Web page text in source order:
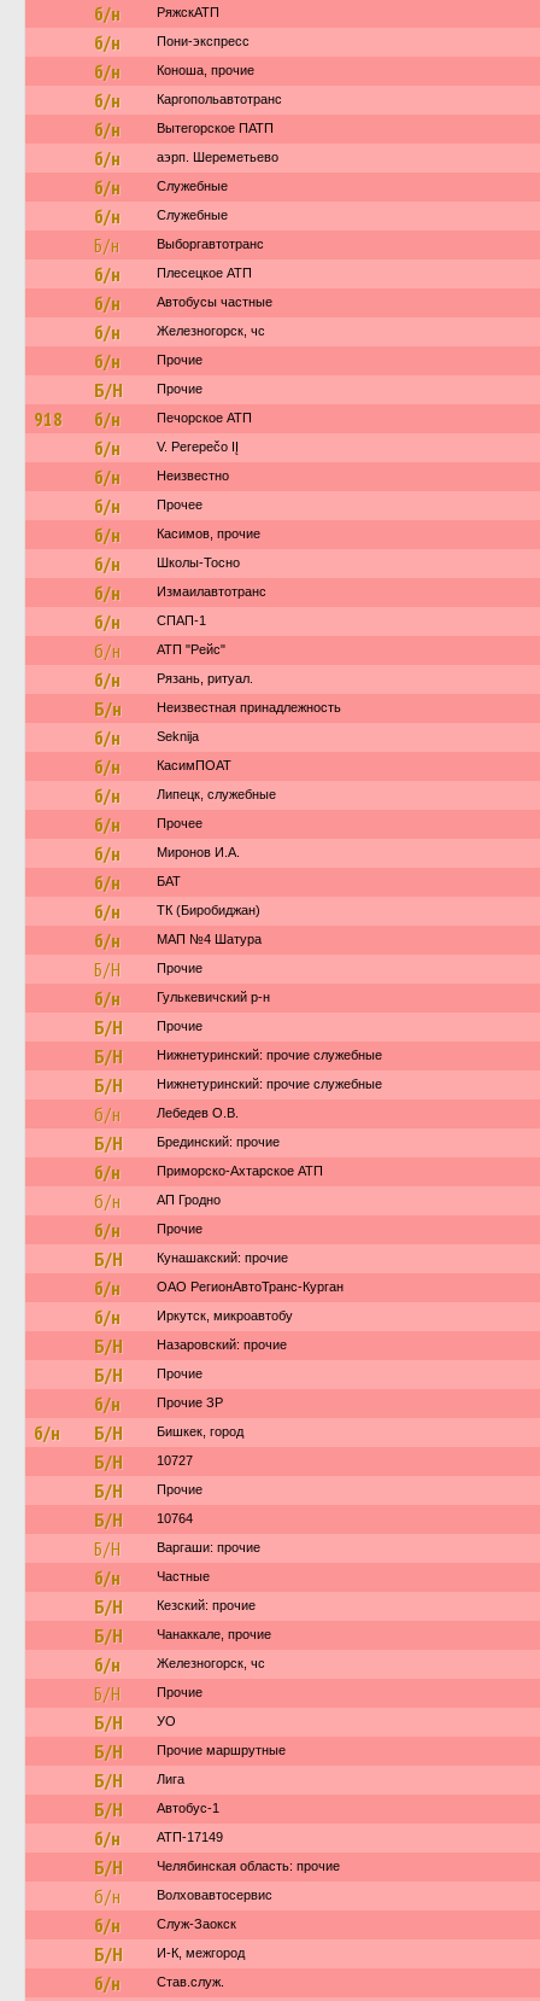
б/н РяжскАТП
б/н Пони-экспресс
б/н Коноша, прочие
б/н Каргопольавтотранс
б/н Вытегорское ПАТП
б/н аэрп. Шереметьево
б/н Служебные
б/н Служебные
Б/н Выборгавтотранс
б/н Плесецкое АТП
б/н Автобусы частные
б/н Железногорск, чс
б/н Прочие
Б/Н Прочие
918 б/н Печорское АТП
б/н V. Perepečo IĮ
б/н Неизвестно
б/н Прочее
б/н Касимов, прочие
б/н Школы-Тосно
б/н Измаилавтотранс
б/н СПАП-1
б/н АТП "Рейс"
б/н Рязань, ритуал.
Б/н Неизвестная принадлежность
б/н Seknija
б/н КасимПОАТ
б/н Липецк, служебные
б/н Прочее
б/н Миронов И.А.
б/н БАТ
б/н ТК (Биробиджан)
б/н МАП №4 Шатура
Б/Н Прочие
б/н Гулькевичский р-н
Б/Н Прочие
Б/Н Нижнетуринский: прочие служебные
Б/Н Нижнетуринский: прочие служебные
б/н Лебедев О.В.
Б/Н Брединский: прочие
б/н Приморско-Ахтарское АТП
б/н АП Гродно
б/н Прочие
Б/Н Кунашакский: прочие
б/н ОАО РегионАвтоТранс-Курган
б/н Иркутск, микроавтобу
Б/Н Назаровский: прочие
Б/Н Прочие
б/н Прочие ЗР
б/н Б/Н Бишкек, город
Б/Н 10727
Б/Н Прочие
Б/Н 10764
Б/Н Варгаши: прочие
б/н Частные
Б/Н Кезский: прочие
Б/Н Чанаккале, прочие
б/н Железногорск, чс
Б/Н Прочие
Б/Н УО
Б/Н Прочие маршрутные
Б/Н Лига
Б/Н Автобус-1
б/н АТП-17149
Б/Н Челябинская область: прочие
б/н Волховавтосервис
б/н Служ-Заокск
Б/Н И-К, межгород
б/н Став.служ.